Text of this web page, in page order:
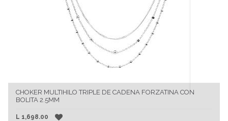
CHOKER MULTIHILO TRIPLE DE CADENA FORZATINA CON
BOLITA 2.5MM
L 1,698.00